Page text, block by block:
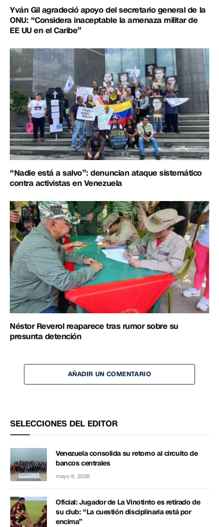
Yván Gil agradeció apoyo del secretario general de la
ONU: “Considera inaceptable la amenaza militar de
EE UU en el Caribe”
“Nadie está a salvo”: denuncian ataque sistemático
contra activistas en Venezuela
Néstor Reverol reaparece tras rumor sobre su
presunta detención
AÑADIR UN COMENTARIO
SELECCIONES DEL EDITOR
Venezuela consolida su retorno al circuito de
bancos centrales
mayo 9, 2026
Oficial: Jugador de La Vinotinto es retirado de
su club: “La cuestión disciplinaria está por
encima”